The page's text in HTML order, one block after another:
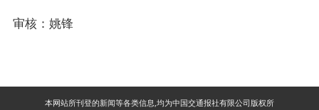
审核：姚锋
本网站所刊登的新闻等各类信息,均为中国交通报社有限公司版权所